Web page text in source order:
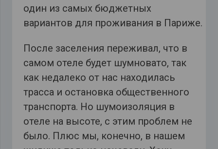
один из самых бюджетных
вариантов для проживания в Париже.
После заселения переживал, что в
самом отеле будет шумновато, так
как недалеко от нас находилась
трасса и остановка общественного
транспорта. Но шумоизоляция в
отеле на высоте, с этим проблем не
было. Плюс мы, конечно, в нашем